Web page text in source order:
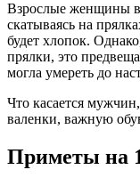
Взрослые женщины в
скатываясь на
будет хлопок.
прялки, это
могла умереть до
Что касается
валенки, важную
Приметы на